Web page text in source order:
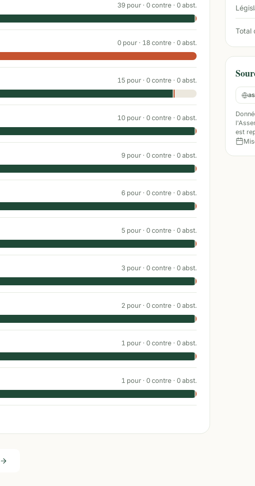
39 pour · 0contre · 0abst.
0 pour · 18contre · 0abst.
15 pour · 0contre · 0abst.
10 pour · 0contre · 0abst.
9 pour · 0contre · 0abst.
6 pour · 0contre · 0abst.
5 pour · 0contre · 0abst.
3 pour · 0contre · 0abst.
2 pour · 0contre · 0abst.
1 pour · 0contre · 0abst.
1 pour · 0contre · 0abst.
Total
est